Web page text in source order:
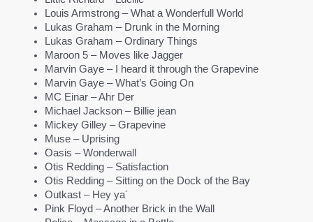
Louis Armstrong – What a Wonderfull World
Lukas Graham – Drunk in the Morning
Lukas Graham – Ordinary Things
Maroon 5 – Moves like Jagger
Marvin Gaye – I heard it through the Grapevine
Marvin Gaye – What’s Going On
MC Einar – Ahr Der
Michael Jackson – Billie jean
Mickey Gilley – Grapevine
Muse – Uprising
Oasis – Wonderwall
Otis Redding – Satisfaction
Otis Redding – Sitting on the Dock of the Bay
Outkast – Hey ya´
Pink Floyd – Another Brick in the Wall